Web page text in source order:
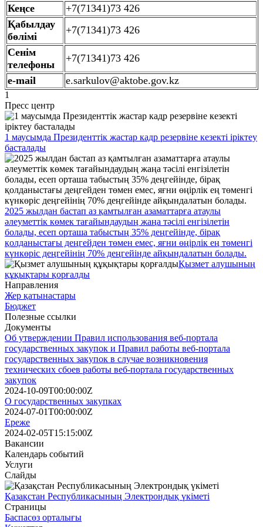
Кеңсе
+7(71341)73 426
Қабылдау
бөлімі
+7(71341)73 426
Сенім
телефоны
+7(71341)73 426
e-mail
e.sarkulov@aktobe.gov.kz
1
Пресс центр
1 маусымда Президенттік жастар кадр резервіне кезекті іріктеу
басталады
2025 жылдан бастап аз қамтылған азаматтарға атаулы
әлеуметтік көмек тағайындаудың жаңа тәсілі енгізілетін
болады, есеп орташа табыстың 35% деңгейінде, бірақ
қолданыстағы деңгейден төмен емес, яғни өңірлік ең төменгі
күнкөріс деңгейінің 70% деңгейінде айқындалатын болады.
Қызмет алушының
құқықтары қорғалды
Направления
Жер қатынастары
Бюджет
Полезные ссылки
Документы
Об утверждении Правил использования веб-портала
государственных закупок и Правил работы веб-портала
государственных закупок в случае возникновения
технических сбоев работы веб-портала государственных
закупок
2024-10-09T00:00:00Z
О государственных закупках
2024-07-01T00:00:00Z
Ереже
2024-02-05T15:15:00Z
Вакансии
Календарь событий
Услуги
Слайды
Қазақстан Республикасының Электрондық үкіметі
Страницы
Баспасөз орталығы